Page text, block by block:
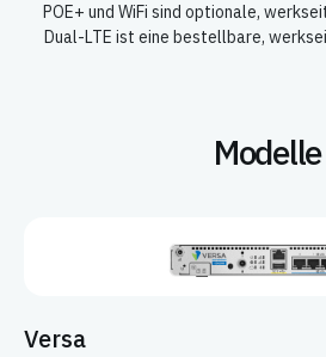
POE+ und WiFi sind optionale,
Dual-LTE ist eine bestellbare,
Modelle
Versa